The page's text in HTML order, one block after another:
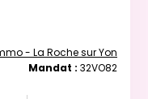
- La Roche sur Yon
Mandat : 32VO82